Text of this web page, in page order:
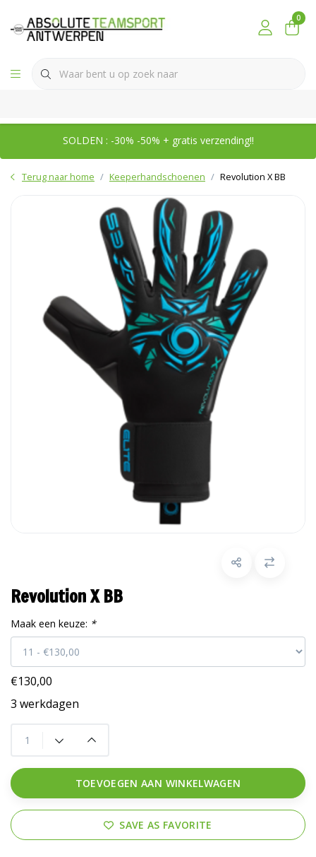
0
SOLDEN : -30% -50% + gratis verzending!!
Terug naar home Keeperhandschoenen Revolution X BB
Revolution X BB
Maak een keuze: *
€130,00
3 werkdagen
TOEVOEGEN AAN WINKELWAGEN
SAVE AS FAVORITE